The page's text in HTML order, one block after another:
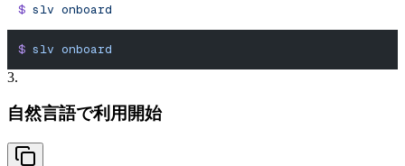
$ slv onboard
$ slv onboard
3.
自然言語で利用開始